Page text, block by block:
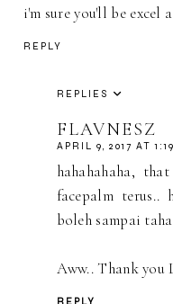
i'm sure you'll be excel
REPLY
REPLIES
FLAVNESZ
APRIL 9, 2017 AT
hahahahaha,
facepalm terus..
boleh sampai
Aww.. Thank you
REPLY